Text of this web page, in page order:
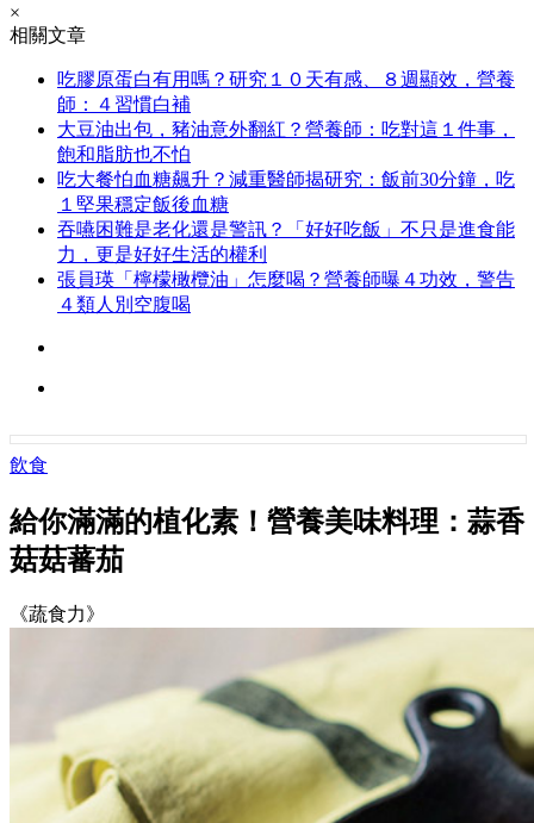
×
相關文章
吃膠原蛋白有用嗎？研究１０天有感、８週顯效，營養
師：４習慣白補
大豆油出包，豬油意外翻紅？營養師：吃對這１件事，
飽和脂肪也不怕
吃大餐怕血糖飆升？減重醫師揭研究：飯前30分鐘，吃
１堅果穩定飯後血糖
吞嚥困難是老化還是警訊？「好好吃飯」不只是進食能
力，更是好好生活的權利
張員瑛「檸檬橄欖油」怎麼喝？營養師曝４功效，警告
４類人別空腹喝
飲食
給你滿滿的植化素！營養美味料理：蒜香
菇菇蕃茄
《蔬食力》